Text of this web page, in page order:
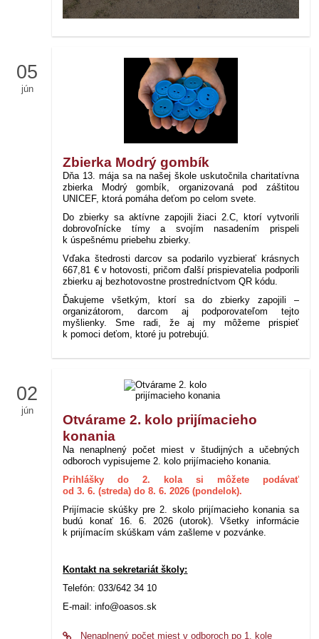
05
jún
Zbierka Modrý gombík
Dňa 13. mája sa na našej škole uskutočnila charitatívna
zbierka Modrý gombík, organizovaná pod záštitou
UNICEF, ktorá pomáha deťom po celom svete.
Do zbierky sa aktívne zapojili žiaci 2.C, ktorí vytvorili
dobrovoľnícke tímy a svojím nasadením prispeli
k úspešnému priebehu zbierky.
Vďaka štedrosti darcov sa podarilo vyzbierať krásnych
667,81 € v hotovosti, pričom ďalší prispievatelia podporili
zbierku aj bezhotovostne prostredníctvom QR kódu.
Ďakujeme všetkým, ktorí sa do zbierky zapojili –
organizátorom, darcom aj podporovateľom tejto
myšlienky. Sme radi, že aj my môžeme prispieť
k pomoci deťom, ktoré ju potrebujú.
02
jún
Otvárame 2. kolo prijímacieho
konania
Na nenaplnený počet miest v študijných a učebných
odboroch vypisujeme 2. kolo prijímacieho konania.
Prihlášky do 2. kola si môžete podávať
od 3. 6. (streda) do 8. 6. 2026 (pondelok).
Prijímacie skúšky pre 2. skolo prijímacieho konania sa
budú konať 16. 6. 2026 (utorok). Všetky informácie
k prijímacím skúškam vám zašleme v pozvánke.
Kontakt na sekretariát školy:
Telefón: 033/642 34 10
E-mail: info@oasos.sk
Nenaplnený počet miest v odboroch po 1. kole